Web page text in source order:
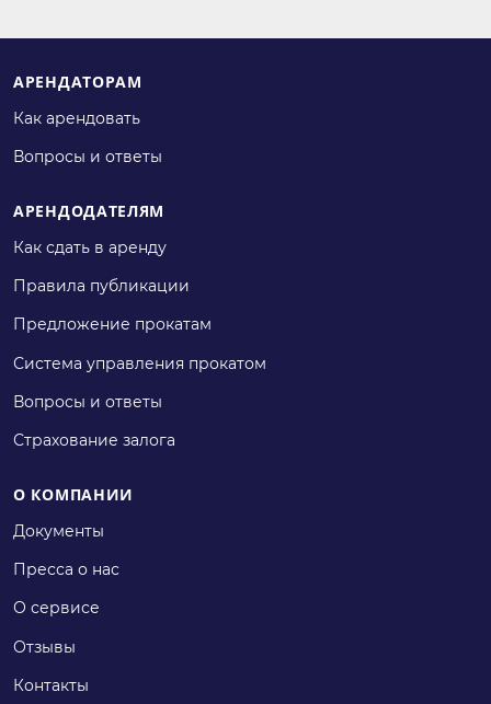
АРЕНДАТОРАМ
Как арендовать
Вопросы и ответы
АРЕНДОДАТЕЛЯМ
Как сдать в аренду
Правила публикации
Предложение прокатам
Система управления прокатом
Вопросы и ответы
Страхование залога
О КОМПАНИИ
Документы
Пресса о нас
О сервисе
Отзывы
Контакты